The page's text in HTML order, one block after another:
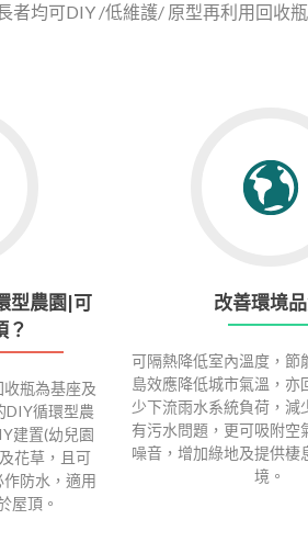
者均可DIY /低維護/ 原型再利用回收
型農園|可
？
瓶為基座及
DIY循環型農
建置(幼兒園
花草，且可
防水，適用
屋頂。
改善環境
可隔熱降低室內溫度，節
島效應降低城市氣溫，亦
少下流雨水系統負荷，減
有污水問題，更可吸附空
噪音，增加綠地及提供棲
境。